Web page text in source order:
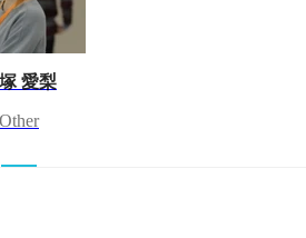
愛梨
Other